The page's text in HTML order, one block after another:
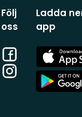
Följ
oss
Facebook
Instagram
Ladda
app
App
Store
App
Store